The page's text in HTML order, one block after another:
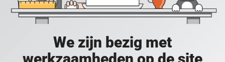
We zijn bezig met